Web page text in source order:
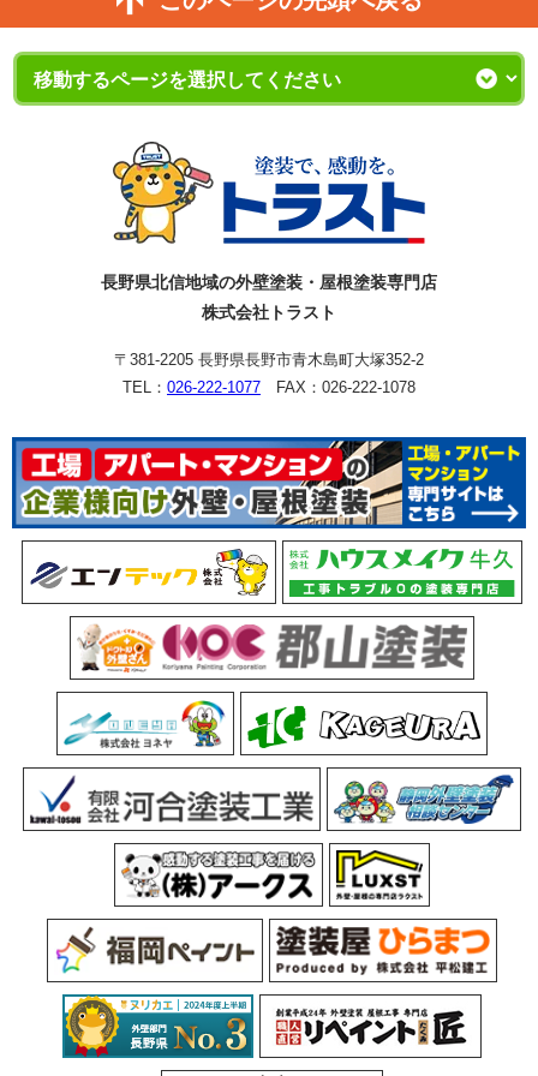
長野県北信地域の外壁塗装・屋根塗装専門店
株式会社トラスト
〒381-2205 長野県長野市青木島町大塚352-2
TEL： 026-222-1077 FAX：026-222-1078